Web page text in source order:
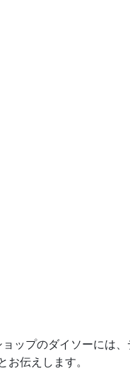
ップのダイソーには
伝えします。